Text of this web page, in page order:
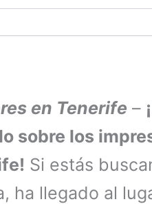
en Tenerife –
sobre los
Si estás
ha llegado al